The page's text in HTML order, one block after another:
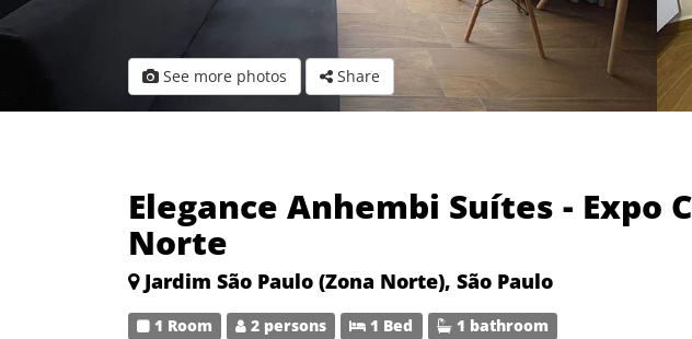
See more photos Share
Elegance Anhembi Suítes - Expo
Norte
Jardim São Paulo (Zona Norte), São Paulo
1 Room 2 persons 1 Bed 1 bathroom